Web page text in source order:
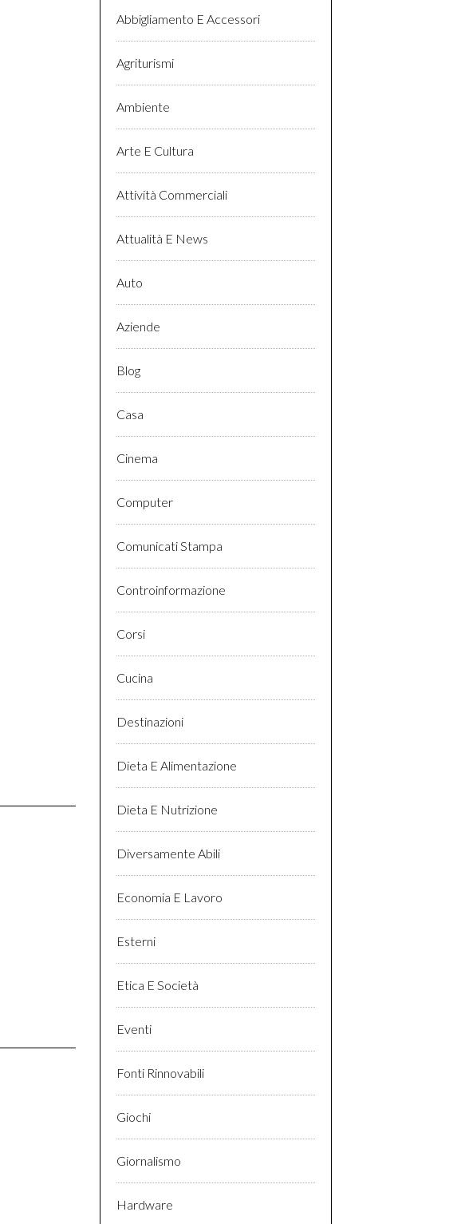
Abbigliamento E Accessori
Agriturismi
Ambiente
Arte E Cultura
Attività Commerciali
Attualità E News
Auto
Aziende
Blog
Casa
Cinema
Computer
Comunicati Stampa
Controinformazione
Corsi
Cucina
Destinazioni
Dieta E Alimentazione
Dieta E Nutrizione
Diversamente Abili
Economia E Lavoro
Esterni
Etica E Società
Eventi
Fonti Rinnovabili
Giochi
Giornalismo
Hardware